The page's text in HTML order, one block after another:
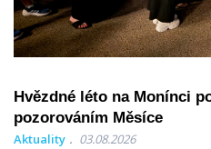
Hvězdné léto na Monínci
pozorováním Měsíce
Aktuality 03.08.2026